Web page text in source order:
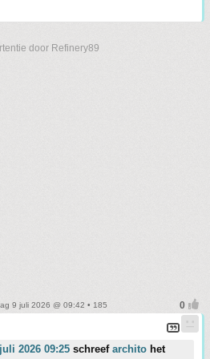
door Refinery89
9 juli 2026 @ 09:42 • 185
2026 09:25 schreef archito het